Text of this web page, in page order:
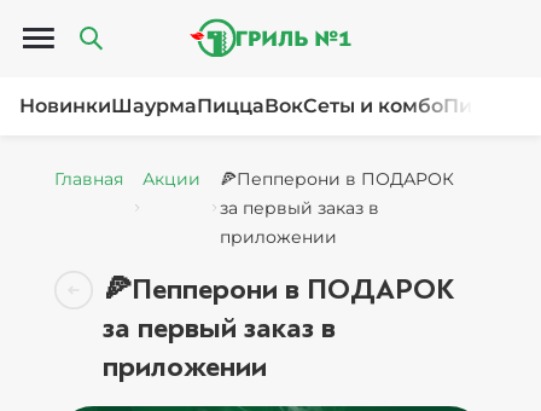
Открыть меню
НовинкиШаурмаПиццаВокСеты и комбоПироги
Главная Акции
🍕Пепперони в ПОДАРОК
за первый заказ в
приложении
🍕Пепперони в ПОДАРОК
за первый заказ в
приложении